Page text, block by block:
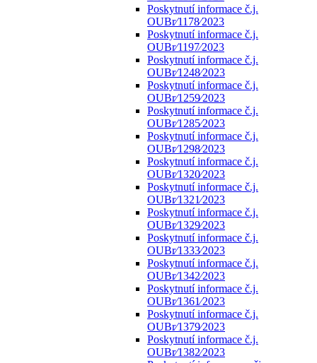
Poskytnutí informace č.j.
OUBr⁄1178⁄2023
Poskytnutí informace č.j.
OUBr⁄1197⁄2023
Poskytnutí informace č.j.
OUBr⁄1248⁄2023
Poskytnutí informace č.j.
OUBr⁄1259⁄2023
Poskytnutí informace č.j.
OUBr⁄1285⁄2023
Poskytnutí informace č.j.
OUBr⁄1298⁄2023
Poskytnutí informace č.j.
OUBr⁄1320⁄2023
Poskytnutí informace č.j.
OUBr⁄1321⁄2023
Poskytnutí informace č.j.
OUBr⁄1329⁄2023
Poskytnutí informace č.j.
OUBr⁄1333⁄2023
Poskytnutí informace č.j.
OUBr⁄1342⁄2023
Poskytnutí informace č.j.
OUBr⁄1361⁄2023
Poskytnutí informace č.j.
OUBr⁄1379⁄2023
Poskytnutí informace č.j.
OUBr⁄1382⁄2023